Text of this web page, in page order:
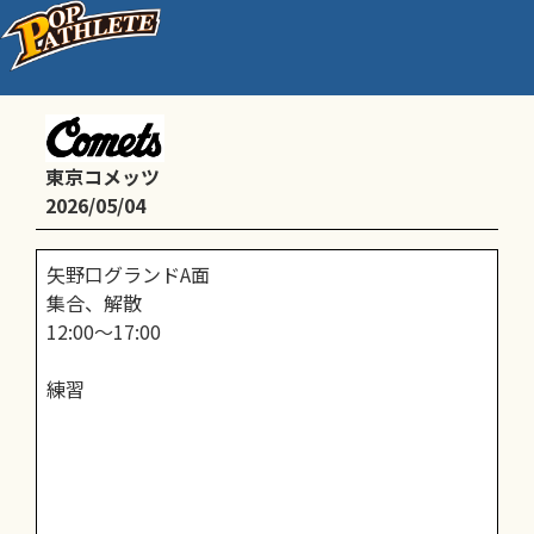
2部（5.6年生）
東京コメッツ
2026/05/04
矢野口グランドA面
集合、解散
12:00〜17:00
練習